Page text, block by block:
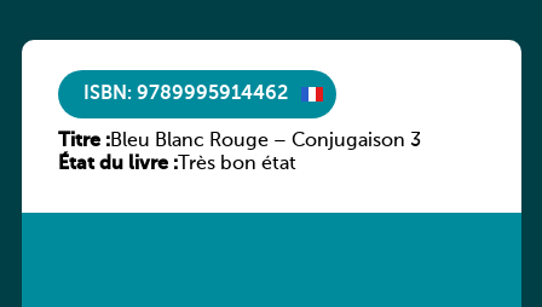
ISBN: 9789995914462
Titre :Bleu Blanc Rouge – Conjugaison 3
État du livre :Très bon état